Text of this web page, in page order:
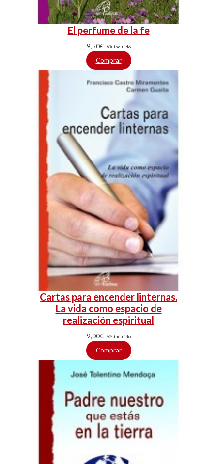
El perfume de la fe
9,50€ IVA incluido
Comprar
Cartas para encender linternas.
La vida como espacio de
realización espiritual
9,00€ IVA incluido
Comprar